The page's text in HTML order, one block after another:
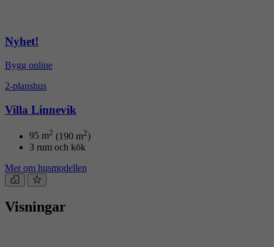
Nyhet!
Bygg online
2-planshus
Villa Linnevik
95 m2 (190 m2)
3 rum och kök
Mer om husmodellen
Visningar